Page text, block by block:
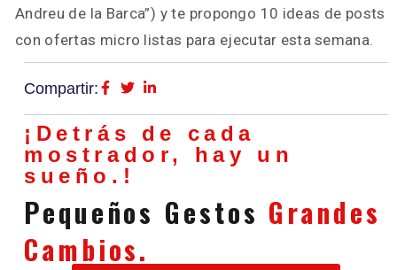
Andreu de la Barca”) y te propongo 10 ideas de posts
con ofertas micro listas para ejecutar esta semana.
Compartir:
¡Detrás de cada
mostrador, hay un
sueño.!
Pequeños Gestos Grandes
Cambios.